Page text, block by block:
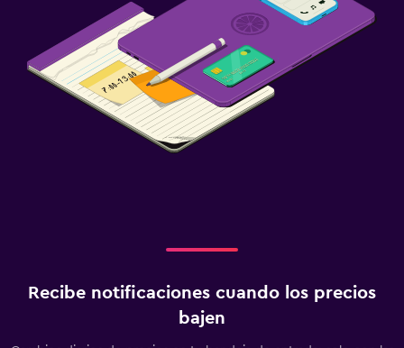
Recibe notificaciones cuando los precios
bajen